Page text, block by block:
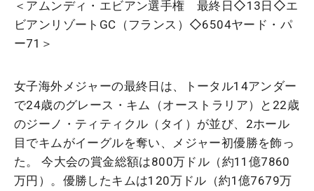
＜アムンディ・エビアン選手権 最終日◇13日◇エ
ビアンリゾートGC（フランス）◇6504ヤード・パ
ー71＞
女子海外メジャーの最終日は、トータル14アンダー
で24歳のグレース・キム（オーストラリア）と22歳
のジーノ・ティティクル（タイ）が並び、2ホール
目でキムがイーグルを奪い、メジャー初優勝を飾っ
た。 今大会の賞金総額は800万ドル（約11億7860
万円）。優勝したキムは120万ドル（約1億7679万